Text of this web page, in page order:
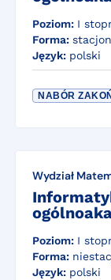
Poziom: I
Forma:
Język: polski
NABÓR
Wydział
Poziom: I
Forma:
Język: polski